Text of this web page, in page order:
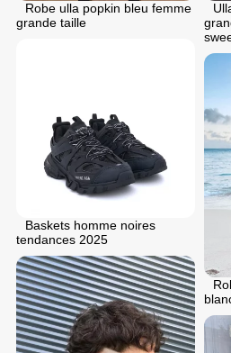
Robe ulla popkin bleu femme
grande taille
Baskets homme noires
tendances 2025